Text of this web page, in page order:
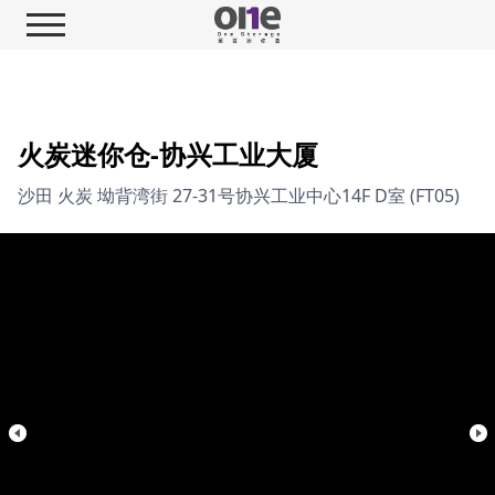
火炭迷你仓-协兴工业大厦
沙田 火炭 坳背湾街 27-31号协兴工业中心14F D室 (FT05)